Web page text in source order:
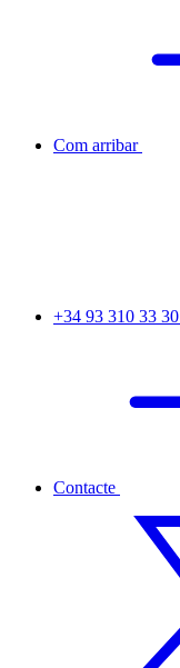
Com arribar
+34 93 310 33 30
Contacte